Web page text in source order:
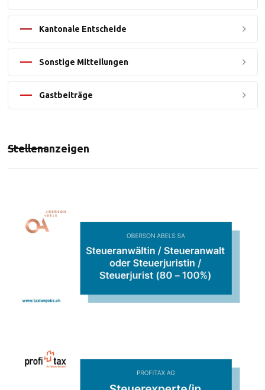
Kantonale Entscheide
Sonstige Mitteilungen
Gastbeiträge
Stellenanzeigen